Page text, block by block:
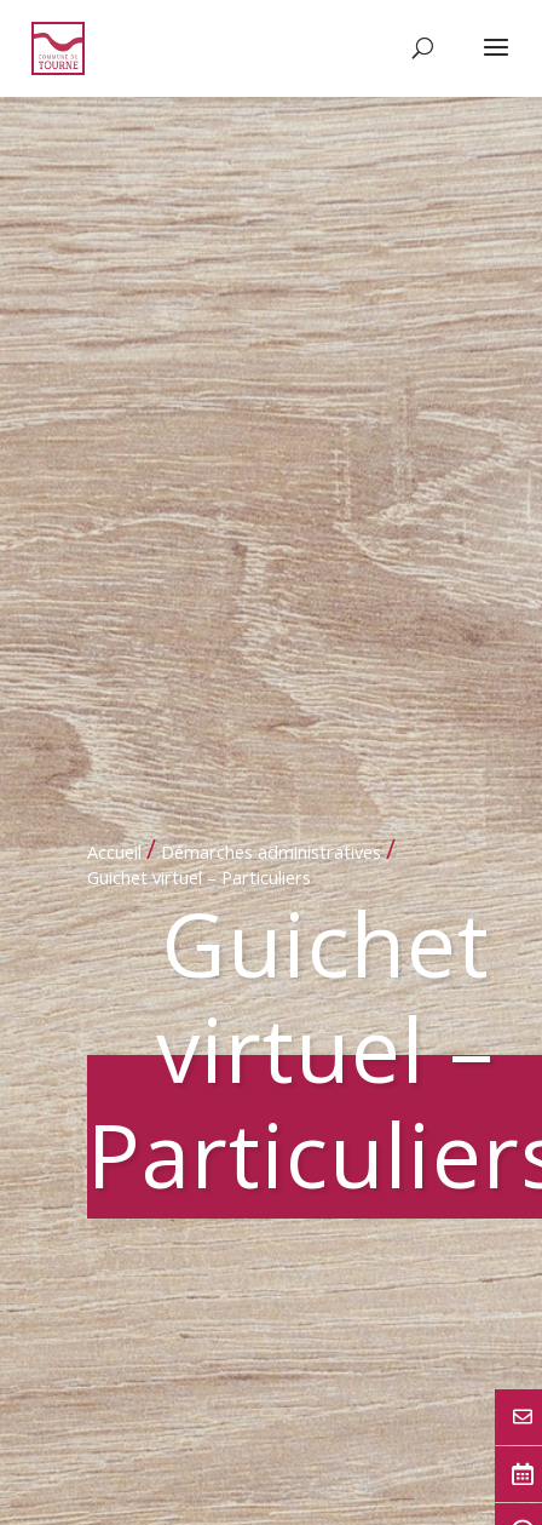
Accueil / Démarches administratives /
Guichet virtuel – Particuliers
Guichet
virtuel –